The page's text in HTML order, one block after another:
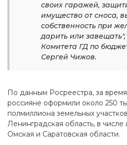
своих гаражей,
имущество от сноса,
собственность при
дарить или завещать",
Комитета ГД по
Сергей Чижов.
По данным Росреестра, за
россияне оформили около 250
полмиллиона земельных
Ленинградская область, в
Омская и Саратовская области.